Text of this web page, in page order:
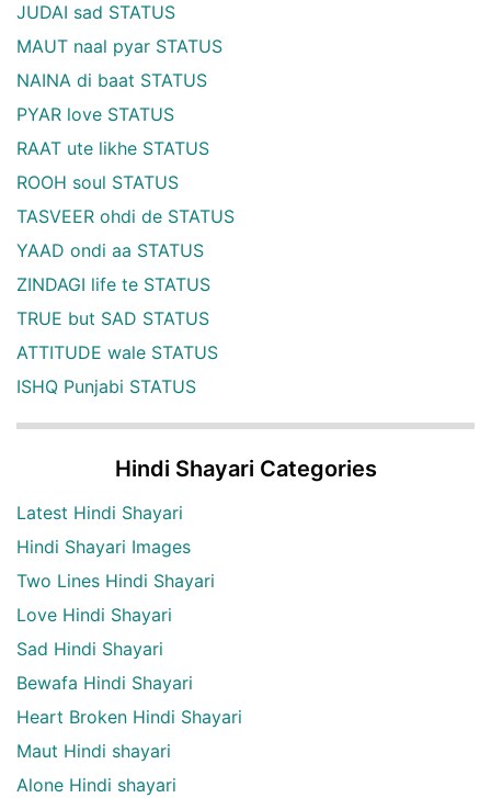
JUDAI sad STATUS
MAUT naal pyar STATUS
NAINA di baat STATUS
PYAR love STATUS
RAAT ute likhe STATUS
ROOH soul STATUS
TASVEER ohdi de STATUS
YAAD ondi aa STATUS
ZINDAGI life te STATUS
TRUE but SAD STATUS
ATTITUDE wale STATUS
ISHQ Punjabi STATUS
Hindi Shayari Categories
Latest Hindi Shayari
Hindi Shayari Images
Two Lines Hindi Shayari
Love Hindi Shayari
Sad Hindi Shayari
Bewafa Hindi Shayari
Heart Broken Hindi Shayari
Maut Hindi shayari
Alone Hindi shayari